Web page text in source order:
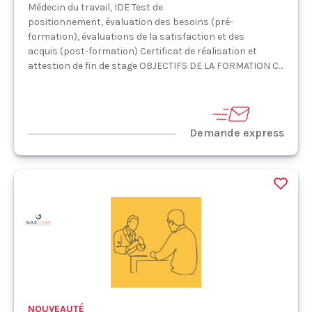
Médecin du travail, IDE Test de
positionnement, évaluation des besoins (pré-
formation), évaluations de la satisfaction et des
acquis (post-formation) Certificat de réalisation et
attestion de fin de stage OBJECTIFS DE LA FORMATION C...
Demande express
NOUVEAUTÉ